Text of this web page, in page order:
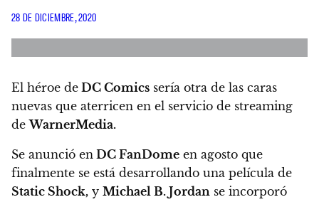
28 DE DICIEMBRE, 2020
El héroe de DC Comics sería otra de las caras
nuevas que aterricen en el servicio de streaming
deWarnerMedia.
Se anunció en DC FanDome en agosto que
finalmente se está desarrollando una película de
Static Shock, y Michael B. Jordan se incorporó